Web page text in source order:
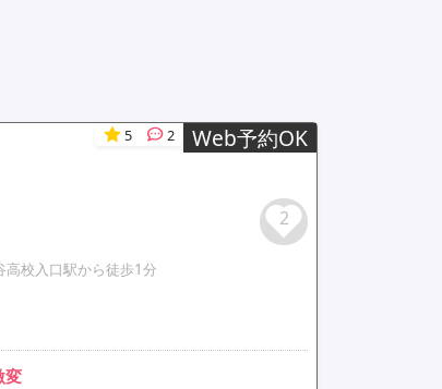
Web予約OK
5 2
高校入口駅から徒歩1分
2
変